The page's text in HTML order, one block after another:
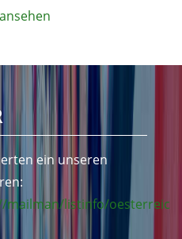
ein unseren
listinfo/oesterreic